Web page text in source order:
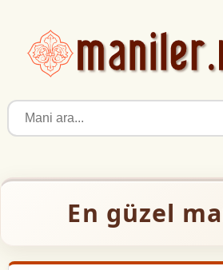
En güzel